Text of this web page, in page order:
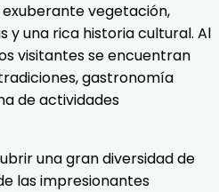
vegetación,
y una rica historia cultural. Al
visitantes se encuentran
gastronomía
de actividades
una gran diversidad de
las impresionantes